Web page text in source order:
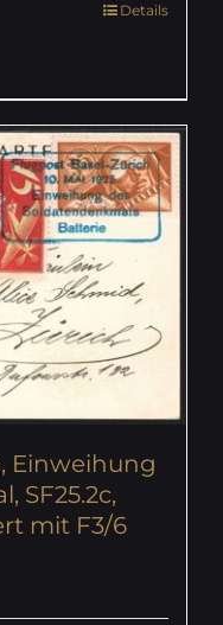
Details
Einweihung
SF25.2c,
mit F3/6